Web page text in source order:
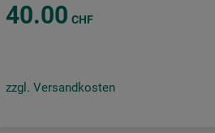
40.00 CHF
zzgl. Versandkosten